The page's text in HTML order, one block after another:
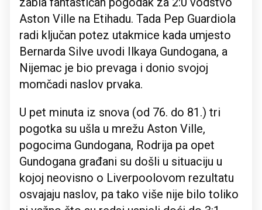
Aston Ville na Etihadu. Tada Pep Guardiola
radi ključan potez utakmice kada umjesto
Bernarda Silve uvodi Ilkaya Gundogana, a
Nijemac je bio prevaga i donio svojoj
momčadi naslov prvaka.
U pet minuta iz snova (od 76. do 81.) tri
pogotka su ušla u mrežu Aston Ville,
pogocima Gundogana, Rodrija pa opet
Gundogana građani su došli u situaciju u
kojoj neovisno o Liverpoolovom rezultatu
osvajaju naslov, pa tako više nije bilo toliko